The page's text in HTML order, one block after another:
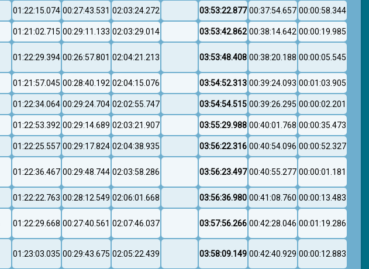
01:22:15.074 00:27:43.531 02:03:24.272 03:53:22.877 00:37:54.657 00:00:58.344
01:21:02.715 00:29:11.133 02:03:29.014 03:53:42.862 00:38:14.642 00:00:19.985
01:22:29.394 00:26:57.801 02:04:21.213 03:53:48.408 00:38:20.188 00:00:05.545
01:21:57.045 00:28:40.192 02:04:15.076 03:54:52.313 00:39:24.093 00:01:03.905
01:22:34.064 00:29:24.704 02:02:55.747 03:54:54.515 00:39:26.295 00:00:02.201
01:22:53.392 00:29:14.689 02:03:21.907 03:55:29.988 00:40:01.768 00:00:35.473
01:22:25.557 00:29:17.824 02:04:38.935 03:56:22.316 00:40:54.096 00:00:52.327
01:22:36.467 00:29:48.744 02:03:58.286 03:56:23.497 00:40:55.277 00:00:01.181
01:22:22.763 00:28:12.549 02:06:01.668 03:56:36.980 00:41:08.760 00:00:13.483
01:22:29.668 00:27:40.561 02:07:46.037 03:57:56.266 00:42:28.046 00:01:19.286
01:23:03.035 00:29:43.675 02:05:22.439 03:58:09.149 00:42:40.929 00:00:12.883